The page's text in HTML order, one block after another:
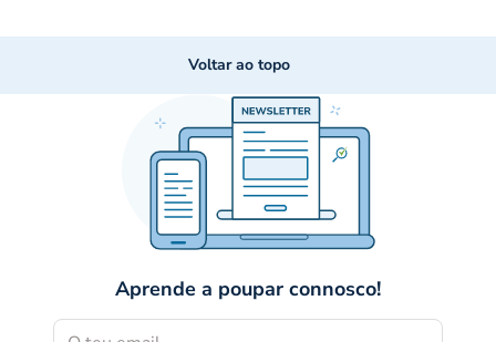
Voltar ao topo
Aprende a poupar connosco!